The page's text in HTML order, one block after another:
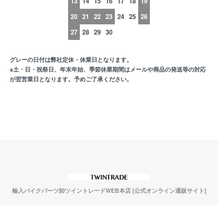
20 21 22 23 24 25 26
27 28 29 30
グレーの日付は弊社定休・休業日となります。
※土・日・祝祭日、年末年始、季節休業期間はメールや商品の発送等の対応
が翌営業日となります。予めご了承ください。
輸入バイクパーツ卸ツイントレードWEB本店 [公式オンライン通販サイト]